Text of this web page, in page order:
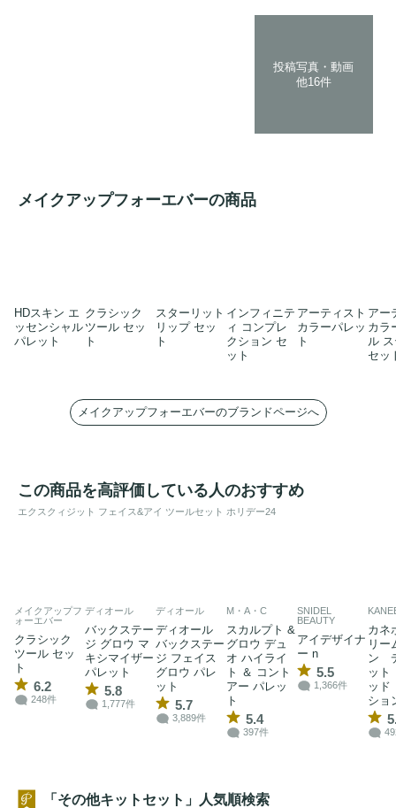
投稿写真・動画
他16件
メイクアップフォーエバーの商品
HDスキン エ
ッセンシャル
パレット
クラシック
ツール セッ
ト
スターリット
リップ セッ
ト
インフィニテ
ィ コンプレ
クション セ
ット
アーティスト
カラーパレッ
ト
アー
カラ
ル
セッ
メイクアップフォーエバーのブランドページへ
この商品を高評価している人のおすすめ
エクスクィジット フェイス&アイ ツールセット ホリデー24
メイクアップフ
ォーエバー
クラシック
ツール セッ
ト
6.2
248件
ディオール
バックステー
ジ グロウ マ
キシマイザー
パレット
5.8
1,777件
ディオール
ディオール
バックステー
ジ フェイス
グロウ パレ
ット
5.7
3,889件
M・A・C
スカルプト &
グロウ デュ
オ ハイライ
ト ＆ コント
アー パレッ
ト
5.4
397件
SNIDEL
BEAUTY
アイデザイナ
ー n
5.5
1,366件
カ
リ
ン
ッ
ッ
ショ
「その他キットセット」人気順検索